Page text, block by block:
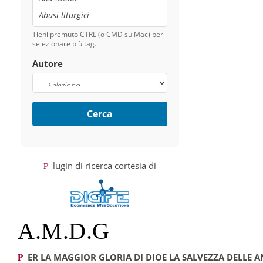
Tieni premuto CTRL (o CMD su Mac) per
selezionare più tag.
Autore
Cerca
Plugin di ricerca cortesia di
A.M.D.G
PER LA MAGGIOR GLORIA DI DIOE LA SALVEZZA DELLE